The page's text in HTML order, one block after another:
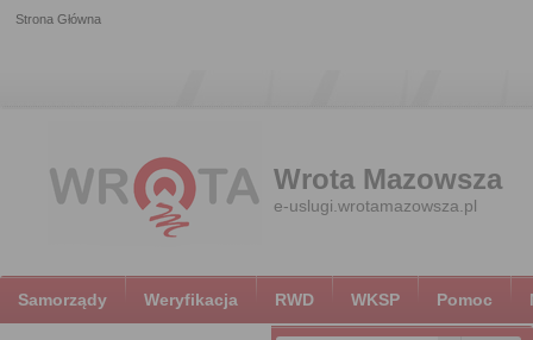
Strona Główna
Wrota Mazowsza
e-uslugi.wrotamazowsza.pl
Samorządy Weryfikacja RWD WKSP Pomoc